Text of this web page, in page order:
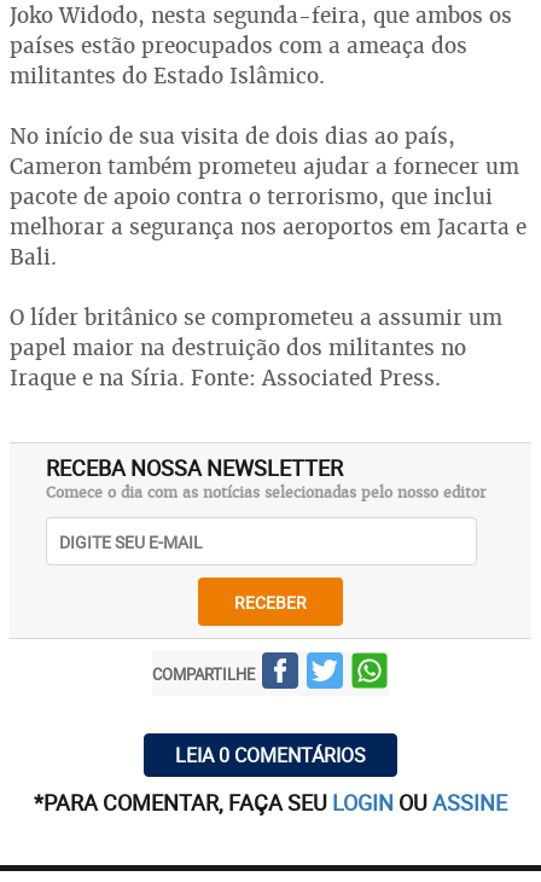
Joko Widodo, nesta segunda-feira, que ambos os
países estão preocupados com a ameaça dos
militantes do Estado Islâmico.
No início de sua visita de dois dias ao país,
Cameron também prometeu ajudar a fornecer um
pacote de apoio contra o terrorismo, que inclui
melhorar a segurança nos aeroportos em Jacarta e
Bali.
O líder britânico se comprometeu a assumir um
papel maior na destruição dos militantes no
Iraque e na Síria. Fonte: Associated Press.
RECEBA NOSSA NEWSLETTER
Comece o dia com as notícias selecionadas pelo nosso editor
RECEBER
COMPARTILHE
LEIA 0 COMENTÁRIOS
*PARA COMENTAR, FAÇA SEU LOGIN OUASSINE